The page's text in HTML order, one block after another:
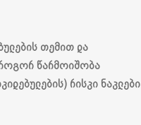
თემით და
როგორ წარმოიშობა
რისკი ნაკლები